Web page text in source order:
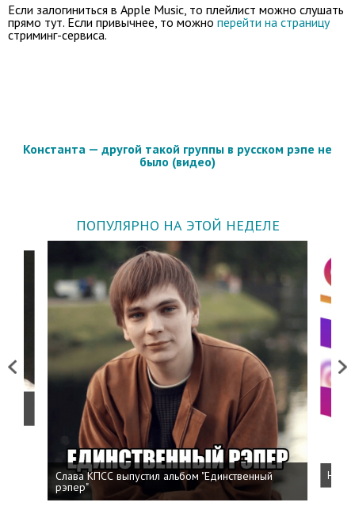
Если залогиниться в Apple Music, то плейлист можно слушать
прямо тут. Если привычнее, то можно перейти на страницу
стриминг-сервиса.
Константа — другой такой группы в русском рэпе не
было (видео)
ПОПУЛЯРНО НА ЭТОЙ НЕДЕЛЕ
Previous
Слава КПСС выпустил альбом "Единственный
рэпер"
Next